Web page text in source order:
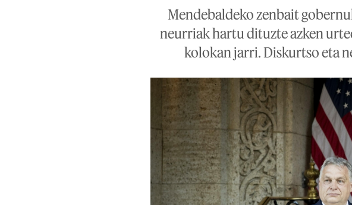
Mendebaldeko zenbait
neurriak hartu dituzte azken
kolokan jarri. Diskurtso eta